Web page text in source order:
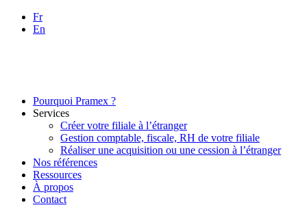
Fr
En
Pourquoi Pramex ?
Services
Créer votre filiale à l’étranger
Gestion comptable, fiscale, RH de votre filiale
Réaliser une acquisition ou une cession à l’étranger
Nos références
Ressources
À propos
Contact